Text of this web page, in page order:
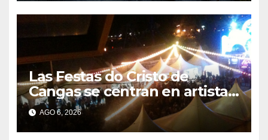
Las Festas do Cristo de
Cangas se centran en artistas
gallegos
AGO 6, 2026